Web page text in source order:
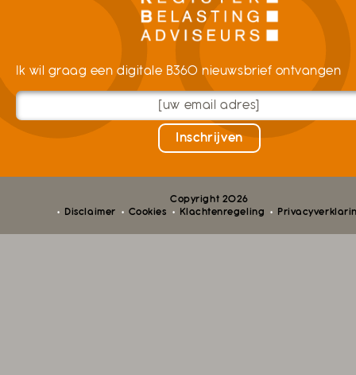
Ik wil graag een digitale B360 nieuwsbrief ontvangen
Copyright 2026
Disclaimer
Cookies Klachtenregeling